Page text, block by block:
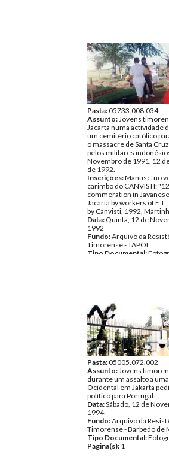
Pasta:05733.008.034
Assunto:Jovens
Jacarta numa actividade
um cemitério católico
o massacre de Santa
pelos militares
Novembro de 1991. 12
de 1992.
Inscrições:Manusc. no
carimbo do CANVISTI:
commeration in
Jacarta by workers of
by Canvisti, 1992,
Data: Quinta, 12 de
1992
Fundo:Arquivo da
Timorense - TAPOL
Tipo Documental:
Pasta:05005.072.002
Assunto:Jovens
durante um assalto a
Ocidental em Jakarta
político para Portugal.
Data:Sábado, 12 de
1994
Fundo:Arquivo da
Timorense - Barbedo de
Tipo Documental:
Página(s): 1